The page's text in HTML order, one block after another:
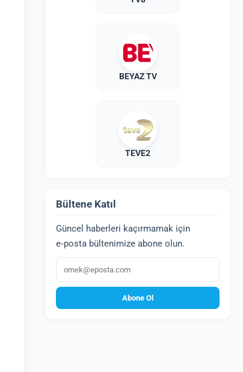
BEYAZ TV
TEVE2
Bültene Katıl
Güncel haberleri kaçırmamak için
e‑posta bültenimize abone olun.
E‑posta
Abone Ol